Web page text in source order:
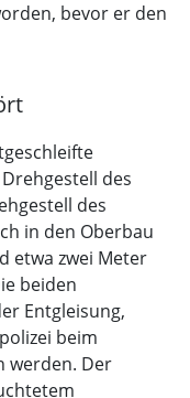
bevor er den
des
des
in den Oberbau
etwa zwei Meter
beiden
Entgleisung,
beim
werden. Der